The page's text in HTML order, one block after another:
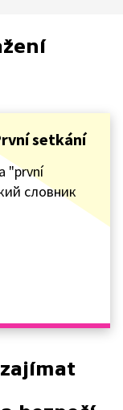
setkání
"první
словник